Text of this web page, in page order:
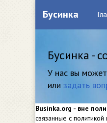
Бусинка
Бусинка -
У нас вы
или задать
Businka.org - вне
связанные с